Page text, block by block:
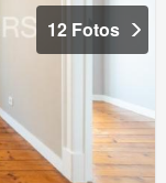
12 Fotos